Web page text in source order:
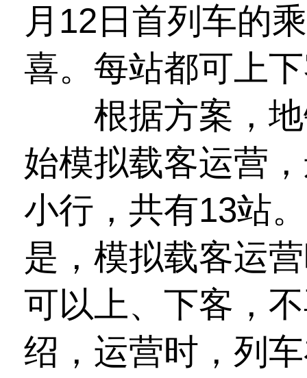
月12日首列车的
喜。每站都可上
根据方案，地
始模拟载客运营
小行，共有13站
是，模拟载客运
可以上、下客，
绍，运营时，列